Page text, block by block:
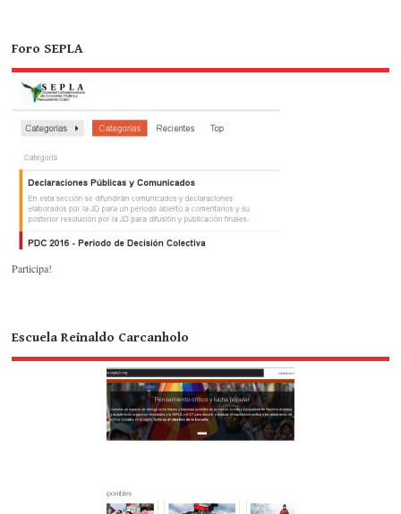
Foro SEPLA
Participa!
Escuela Reinaldo Carcanholo